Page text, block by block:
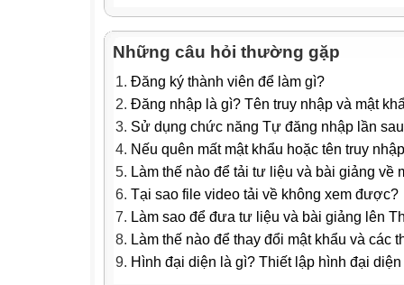
Những câu hỏi thường gặp
Đăng ký thành viên để làm gì?
Đăng nhập là gì? Tên truy nhập và mật
Sử dụng chức năng Tự đăng nhập lần
Nếu quên mất mật khẩu hoặc tên truy
Làm thế nào để tải tư liệu và bài giảng về
Tại sao file video tải về không xem được?
Làm sao để đưa tư liệu và bài giảng lên
Làm thế nào để thay đổi mật khẩu và các
Hình đại diện là gì? Thiết lập hình đại